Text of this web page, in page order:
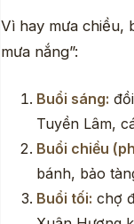
Vì hay mưa chiều,
mưa nắng”:
Buổi sáng:
Tuyền Lâm,
Buổi chiều
bánh, bảo
Buổi tối: chợ